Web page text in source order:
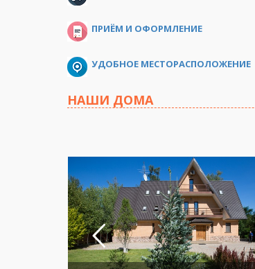
ПРИЁМ И ОФОРМЛЕНИЕ
УДОБНОЕ МЕСТОРАСПОЛОЖЕНИЕ
НАШИ ДОМА